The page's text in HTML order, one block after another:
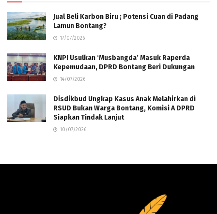
Jual Beli Karbon Biru ; Potensi Cuan di Padang
Lamun Bontang?
17/07/2026
KNPI Usulkan ‘Musbangda’ Masuk Raperda
Kepemudaan, DPRD Bontang Beri Dukungan
14/07/2026
Disdikbud Ungkap Kasus Anak Melahirkan di
RSUD Bukan Warga Bontang, Komisi A DPRD
Siapkan Tindak Lanjut
10/07/2026